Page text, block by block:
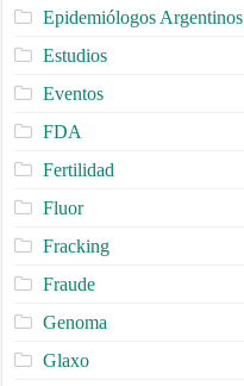
Epidemiólogos Argentinos
Estudios
Eventos
FDA
Fertilidad
Fluor
Fracking
Fraude
Genoma
Glaxo